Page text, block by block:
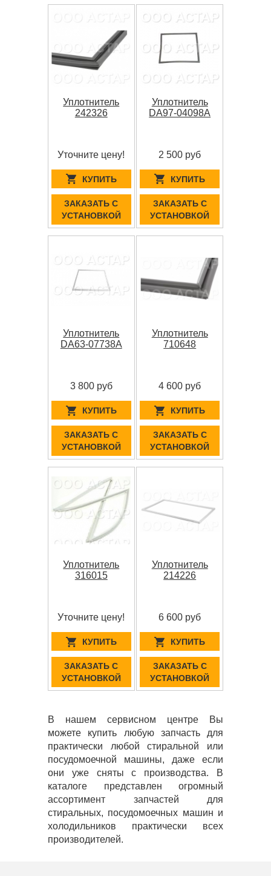
Уплотнитель
242326
Уточните цену!
КУПИТЬ
ЗАКАЗАТЬ С
УСТАНОВКОЙ
Уплотнитель
DA97-04098A
2 500 руб
КУПИТЬ
ЗАКАЗАТЬ С
УСТАНОВКОЙ
Уплотнитель
DA63-07738A
3 800 руб
КУПИТЬ
ЗАКАЗАТЬ С
УСТАНОВКОЙ
Уплотнитель
710648
4 600 руб
КУПИТЬ
ЗАКАЗАТЬ С
УСТАНОВКОЙ
Уплотнитель
316015
Уточните цену!
КУПИТЬ
ЗАКАЗАТЬ С
УСТАНОВКОЙ
Уплотнитель
214226
6 600 руб
КУПИТЬ
ЗАКАЗАТЬ С
УСТАНОВКОЙ
В нашем сервисном центре Вы
можете купить любую запчасть для
практически любой стиральной или
посудомоечной машины, даже если
они уже сняты с производства. В
каталоге представлен огромный
ассортимент запчастей для
стиральных, посудомоечных машин и
холодильников практически всех
производителей.